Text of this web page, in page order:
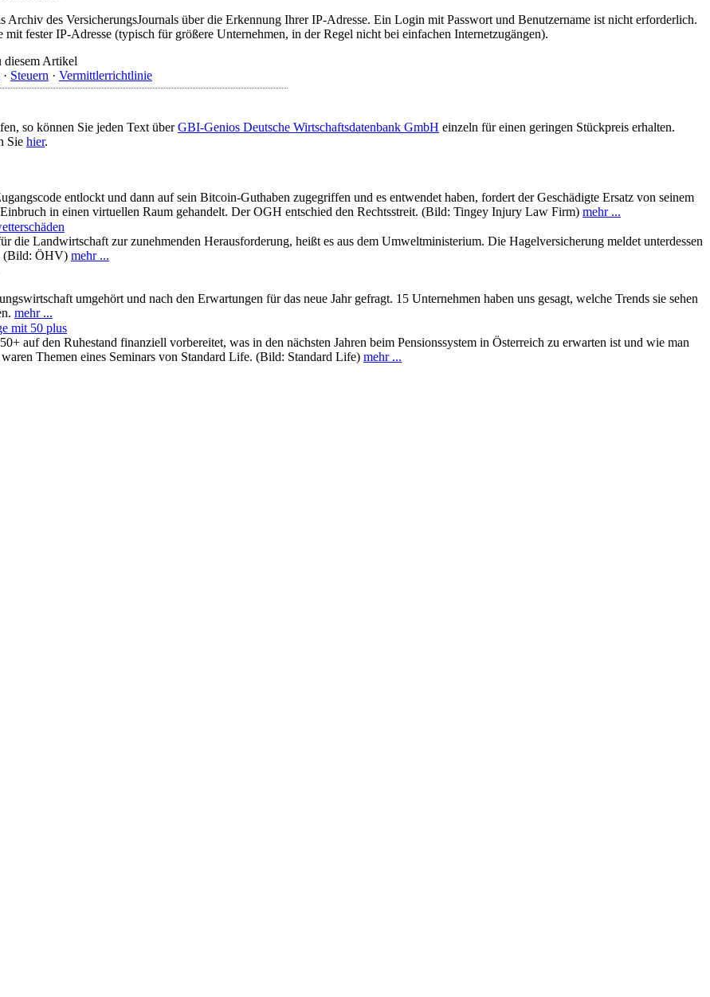
des VersicherungsJournals über die Erkennung Ihrer IP-Adresse. Ein Login mit Passwort und Benutzername ist nicht erforderlich.
fester IP-Adresse (typisch für größere Unternehmen, in der Regel nicht bei einfachen Internetzugängen).
diesem Artikel
· Steuern · Vermittlerrichtlinie
so können Sie jeden Text überGBI-Genios Deutsche Wirtschaftsdatenbank GmbH einzeln für einen geringen Stückpreis erhalten.
Sie hier.
entlockt und dann auf sein Bitcoin-Guthaben zugegriffen und es entwendet haben, fordert der Geschädigte Ersatz von seinem
in einen virtuellen Raum gehandelt. Der OGH entschied den Rechtsstreit. (Bild: Tingey Injury Law Firm) mehr ...
die Landwirtschaft zur zunehmenden Herausforderung, heißt es aus dem Umweltministerium. Die Hagelversicherung meldet unterdessen
(Bild: ÖHV) mehr ...
umgehört und nach den Erwartungen für das neue Jahr gefragt. 15 Unternehmen haben uns gesagt, welche Trends sie sehen
mehr ...
mit 50 plus
auf den Ruhestand finanziell vorbereitet, was in den nächsten Jahren beim Pensionssystem in Österreich zu erwarten ist und wie man
Themen eines Seminars von Standard Life. (Bild: Standard Life) mehr ...